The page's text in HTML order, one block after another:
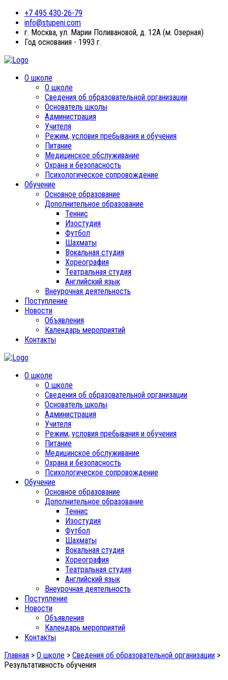
+7 495 430-26-79
info@stupeni.com
г. Москва, ул. Марии Поливановой, д. 12А (м. Озерная)
Год основания - 1993 г.
О школе
О школе
Сведения об образовательной организации
Основатель школы
Администрация
Учителя
Режим, условия пребывания и обучения
Питание
Медицинское обслуживание
Охрана и безопасность
Психологическое сопровождение
Обучение
Основное образование
Дополнительное образование
Теннис
Изостудия
Футбол
Шахматы
Вокальная студия
Хореография
Театральная студия
Английский язык
Внеурочная деятельность
Поступление
Новости
Объявления
Календарь мероприятий
Контакты
О школе
О школе
Сведения об образовательной организации
Основатель школы
Администрация
Учителя
Режим, условия пребывания и обучения
Питание
Медицинское обслуживание
Охрана и безопасность
Психологическое сопровождение
Обучение
Основное образование
Дополнительное образование
Теннис
Изостудия
Футбол
Шахматы
Вокальная студия
Хореография
Театральная студия
Английский язык
Внеурочная деятельность
Поступление
Новости
Объявления
Календарь мероприятий
Контакты
Главная > О школе > Сведения об образовательной организации >
Результативность обучения